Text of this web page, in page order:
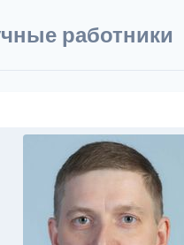
работники